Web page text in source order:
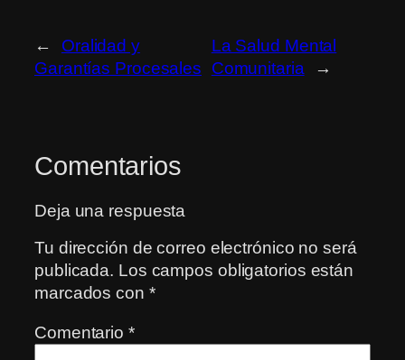
←
Oralidad y
Garantías Procesales
La Salud Mental
Comunitaria
→
Comentarios
Deja una respuesta
Tu dirección de correo electrónico no será
publicada. Los campos obligatorios están
marcados con *
Comentario *